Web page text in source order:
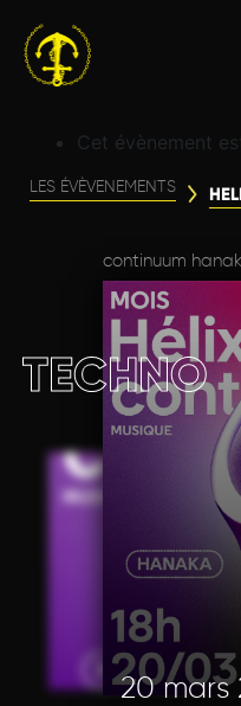
Cet évènement
LES ÉVÈVENEMENTS
continuum
20 mars
TECHNO